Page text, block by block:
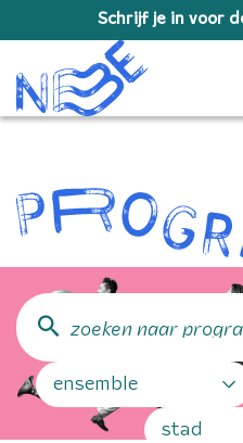
Schrijf je in voor
Programma